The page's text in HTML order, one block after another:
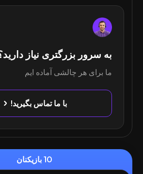
به سرور بزرگتری نیاز
ما برای هر چالشی آماده ایم
با ما تماس بگیرید!
10 بازیکنان